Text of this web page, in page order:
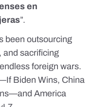
en
”.
been outsourcing
and sacrificing
foreign wars.
Biden Wins, China
America